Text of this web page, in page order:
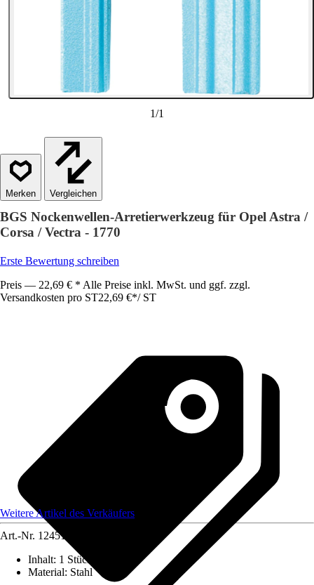
1/1
Vergleichen
BGS Nockenwellen-Arretierwerkzeug für Opel Astra /
Corsa / Vectra - 1770
Erste Bewertung schreiben
Preis — 22,69 € * Alle Preise inkl. MwSt. und ggf. zzgl.
Versandkosten pro ST22,69 €*/ ST
Weitere Artikel des Verkäufers
Art.-Nr. 12451506
Inhalt: 1 Stück
Material: Stahl